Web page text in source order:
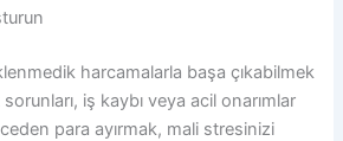
harcamalarla başa çıkabilmek
iş kaybı veya acil onarımlar
para ayırmak, mali stresinizi